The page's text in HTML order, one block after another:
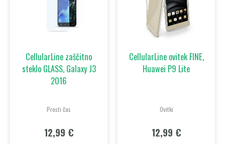
CellularLine zaščitno
steklo GLASS, Galaxy J3
2016
Prosti čas
12,99 €
CellularLine ovitek FINE,
Huawei P9 Lite
Ovitki
12,99 €